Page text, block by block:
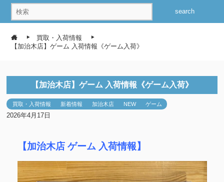
search
買取・入荷情報
【加治木店】ゲーム 入荷情報《ゲーム入荷》
【加治木店】ゲーム 入荷情報《ゲーム入荷》
買取・入荷情報 新着情報 加治木店 NEW ゲーム
2026年4月17日
【加治木店 ゲーム 入荷情報】